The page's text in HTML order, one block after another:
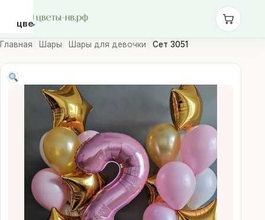
цветы-
нв.рф
Розы
Монобукеты
Сборные
букеты
Шары
Главная Шары Шары для девочки Сет 3051